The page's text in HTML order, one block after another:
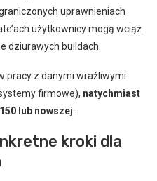
uprawnieniach
użytkownicy mogą wciąż
dziurawych buildach.
pracy z danymi wrażliwymi
firmowe), natychmiast
lub nowszej
kroki dla